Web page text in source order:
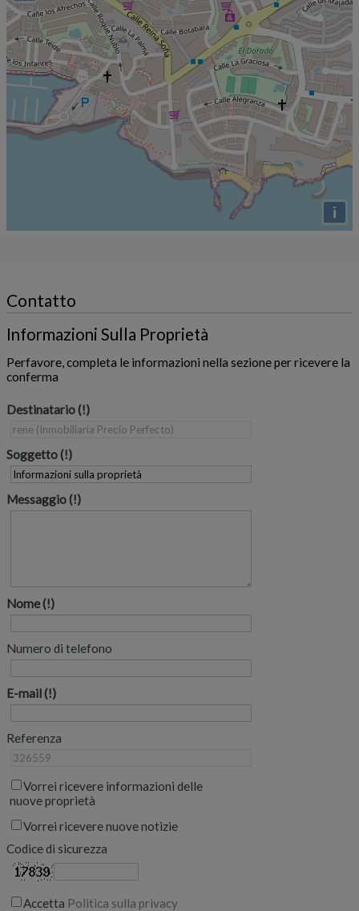
i
Contatto
Informazioni Sulla Proprietà
Perfavore, completa le informazioni nella sezione per ricevere la
conferma
Destinatario
Soggetto
Messaggio
Nome
Numero di telefono
E-mail
Referenza
Vorrei ricevere informazioni delle
nuove proprietà
Vorrei ricevere nuove notizie
Codice di sicurezza
Accetta Politica sulla privacy